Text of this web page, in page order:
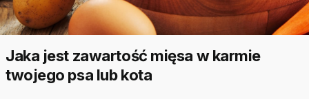
Jaka jest zawartość mięsa w karmie
twojego psa lub kota